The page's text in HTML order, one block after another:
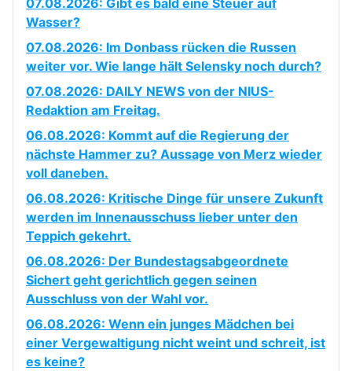
07.08.2026: Gibt es bald eine Steuer auf
Wasser?
07.08.2026: Im Donbass rücken die Russen
weiter vor. Wie lange hält Selensky noch durch?
07.08.2026: DAILY NEWS von der NIUS-
Redaktion am Freitag.
06.08.2026: Kommt auf die Regierung der
nächste Hammer zu? Aussage von Merz wieder
voll daneben.
06.08.2026: Kritische Dinge für unsere Zukunft
werden im Innenausschuss lieber unter den
Teppich gekehrt.
06.08.2026: Der Bundestagsabgeordnete
Sichert geht gerichtlich gegen seinen
Ausschluss von der Wahl vor.
06.08.2026: Wenn ein junges Mädchen bei
einer Vergewaltigung nicht weint und schreit, ist
es keine?